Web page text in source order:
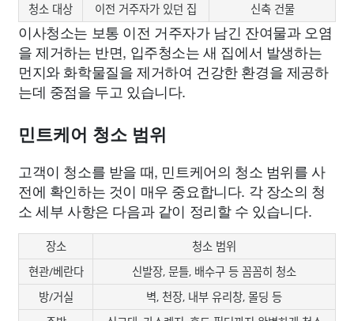
청소 대상
이전 거주자가 있던 집 신축 건물
이사청소는 보통 이전 거주자가 남긴 잔여물과 오염
을 제거하는 반면, 입주청소는 새 집에서 발생하는
먼지와 화학물질을 제거하여 건강한 환경을 제공하
는데 중점을 두고 있습니다.
민트케어 청소 범위
고객이 청소를 받을 때, 민트케어의 청소 범위를 사
전에 확인하는 것이 매우 중요합니다. 각 장소의 청
소 세부 사항은 다음과 같이 정리할 수 있습니다.
장소
청소 범위
현관/베란다
신발장, 문틀, 배수구 등 꼼꼼히 청소
방/거실
벽, 천장, 내부 유리창, 몰딩 등